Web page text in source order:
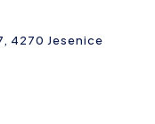
4270 Jesenice